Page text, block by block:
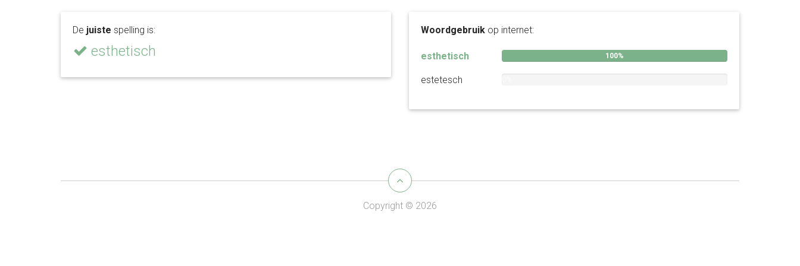
De juiste spelling is:
esthetisch
Woordgebruik op internet:
esthetisch 100%
estetesch
Copyright © 2026